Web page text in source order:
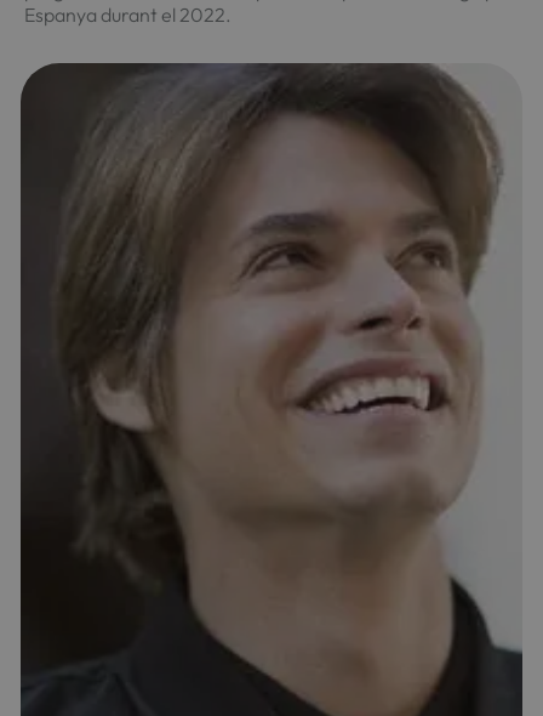
Espanya durant el 2022.